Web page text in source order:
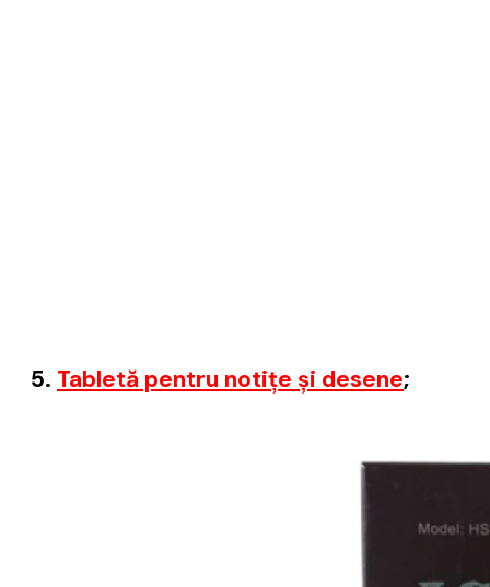
5. Tabletă pentru notițe și desene;